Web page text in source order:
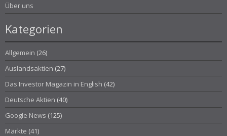
Über uns
Kategorien
Allgemein (26)
Auslandsaktien (27)
Das Investor Magazin in English (42)
Deutsche Aktien (40)
Google News (125)
Märkte (41)